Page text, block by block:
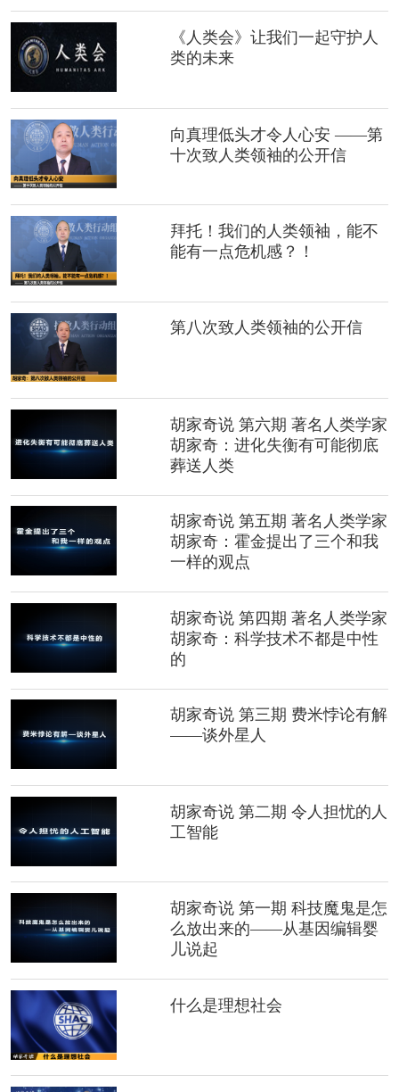
《人类会》让我们一起守护人
类的未来
向真理低头才令人心安 ——第
十次致人类领袖的公开信
拜托！我们的人类领袖，能不
能有一点危机感？！
第八次致人类领袖的公开信
胡家奇说 第六期 著名人类学家
胡家奇：进化失衡有可能彻底
葬送人类
胡家奇说 第五期 著名人类学家
胡家奇：霍金提出了三个和我
一样的观点
胡家奇说 第四期 著名人类学家
胡家奇：科学技术不都是中性
的
胡家奇说 第三期 费米悖论有解
——谈外星人
胡家奇说 第二期 令人担忧的人
工智能
胡家奇说 第一期 科技魔鬼是怎
么放出来的——从基因编辑婴
儿说起
什么是理想社会